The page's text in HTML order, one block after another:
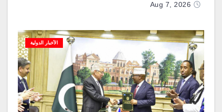
Aug 7, 2026
الأخبار الدولية